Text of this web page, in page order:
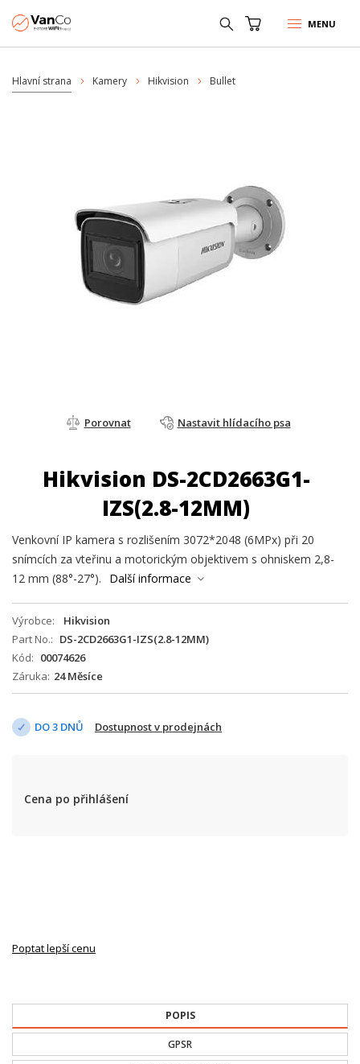
MENU
Hlavní strana Kamery Hikvision Bullet
Porovnat Nastavit hlídacího psa
Hikvision DS-2CD2663G1-
IZS(2.8-12MM)
Venkovní IP kamera s rozlišením 3072*2048 (6MPx) při 20
snímcích za vteřinu a motorickým objektivem s ohniskem 2,8-
12 mm (88°-27°).
Další informace
Výrobce
Hikvision
Part No.
DS-2CD2663G1-IZS(2.8-12MM)
Kód
00074626
Záruka 24 Měsíce
DO 3 DNŮ Dostupnost v prodejnách
Cena po přihlášení
Poptat lepší cenu
POPIS
GPSR